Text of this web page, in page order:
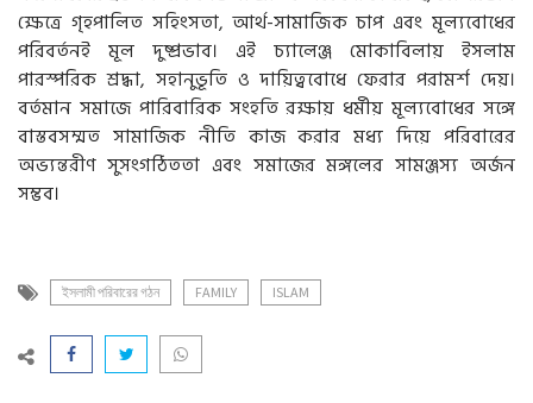
ক্ষেত্রে গৃহপালিত সহিংসতা, আর্থ-সামাজিক চাপ এবং মূল্যবোধের
পরিবর্তনই মূল দুষ্প্রভাব। এই চ্যালেঞ্জ মোকাবিলায় ইসলাম
পারস্পরিক শ্রদ্ধা, সহানুভূতি ও দায়িত্ববোধে ফেরার পরামর্শ দেয়।
বর্তমান সমাজে পারিবারিক সংহতি রক্ষায় ধর্মীয় মূল্যবোধের সঙ্গে
বাস্তবসম্মত সামাজিক নীতি কাজ করার মধ্য দিয়ে পরিবারের
অভ্যন্তরীণ সুসংগঠিততা এবং সমাজের মঙ্গলের সামঞ্জস্য অর্জন
সম্ভব।
ইসলামী পরিবারের গঠন FAMILY ISLAM